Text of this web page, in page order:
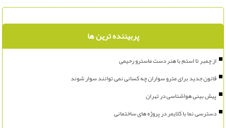
پربیننده ترین ها
از چمبر تا استم با هنر دست ماسترو رحیمی
قانون جدید برای مترو سواران چه کسانی نمی توانند سوار شوند
پیش بینی هواشناسی در تهران
دسترسی نما با کلایمر در پروژه های ساختمانی